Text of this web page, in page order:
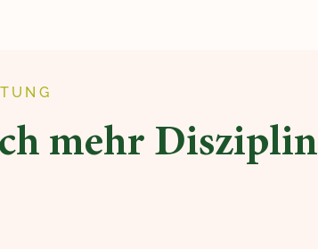
mehr Disziplin